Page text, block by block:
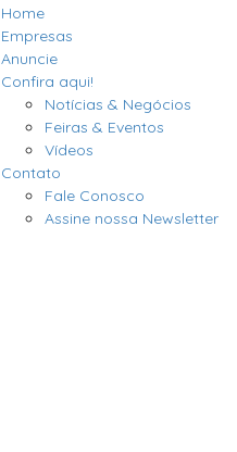
Home
Empresas
Anuncie
Confira aqui!
Notícias & Negócios
Feiras & Eventos
Vídeos
Contato
Fale Conosco
Assine nossa Newsletter